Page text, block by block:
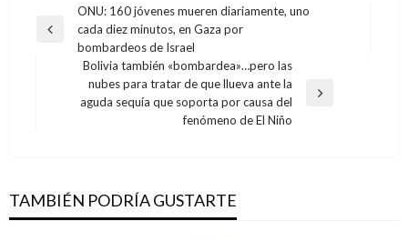
Navegación
de
entradas
Entrada
anterior
ONU: 160 jóvenes mueren diariamente, uno
cada diez minutos, en Gaza por
bombardeos de Israel
Entrada
Bolivia también «bombardea»…pero las
nubes para tratar de que llueva ante la
aguda sequía que soporta por causa del
fenómeno de El Niño
TAMBIÉN PODRÍA GUSTARTE